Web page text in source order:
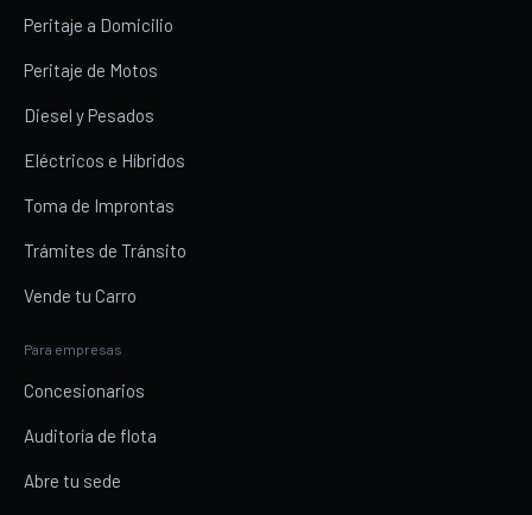
Peritaje a Domicilio
Peritaje de Motos
Diesel y Pesados
Eléctricos e Híbridos
Toma de Improntas
Trámites de Tránsito
Vende tu Carro
Para empresas
Concesionarios
Auditoría de flota
Abre tu sede